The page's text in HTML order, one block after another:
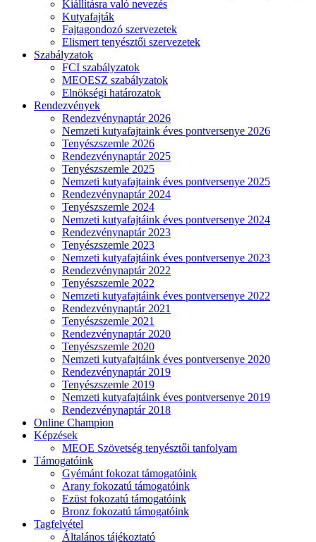
Kiállításra való nevezés
Kutyafajták
Fajtagondozó szervezetek
Elismert tenyésztői szervezetek
Szabályzatok
FCI szabályzatok
MEOESZ szabályzatok
Elnökségi határozatok
Rendezvények
Rendezvénynaptár 2026
Nemzeti kutyafajtaink éves pontversenye 2026
Tenyészszemle 2026
Rendezvénynaptár 2025
Tenyészszemle 2025
Nemzeti kutyafajtaink éves pontversenye 2025
Rendezvénynaptár 2024
Tenyészszemle 2024
Nemzeti kutyafajtáink éves pontversenye 2024
Rendezvénynaptár 2023
Tenyészszemle 2023
Nemzeti kutyafajtáink éves pontversenye 2023
Rendezvénynaptár 2022
Tenyészszemle 2022
Nemzeti kutyafajtáink éves pontversenye 2022
Rendezvénynaptár 2021
Tenyészszemle 2021
Rendezvénynaptár 2020
Tenyészszemle 2020
Nemzeti kutyafajtáink éves pontversenye 2020
Rendezvénynaptár 2019
Tenyészszemle 2019
Nemzeti kutyafajtáink éves pontversenye 2019
Rendezvénynaptár 2018
Online Champion
Képzések
MEOE Szövetség tenyésztői tanfolyam
Támogatóink
Gyémánt fokozat támogatóink
Arany fokozatú támogatóink
Ezüst fokozatú támogatóink
Bronz fokozatú támogatóink
Tagfelvétel
Általános tájékoztató